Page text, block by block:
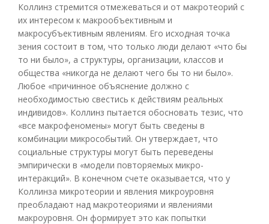
Коллинз стремится отмежеваться и от макротеорий с
их интересом к макрообъективным и
макросубъективным явлениям. Его исходная точка
зения состоит в том, что только люди делают «что бы
то ни было», а структуры, организации, классов и
общества «никогда не делают чего бы то ни было».
Любое «причинное объяснение должно с
необходимостью свестись к действиям реальных
индивидов». Коллинз пытается обосновать тезис, что
«все макрофеномены» могут быть сведены в
комбинации микрособытий. Он утверждает, что
социальные структуры могут быть переведены
эмпирически в «модели повторяемых микро-
интеракций». В конечном счете оказывается, что у
Коллинза микротеории и явления микроуровня
преобладают над макротеориями и явлениями
макроуровня. Он формирует это как попытки